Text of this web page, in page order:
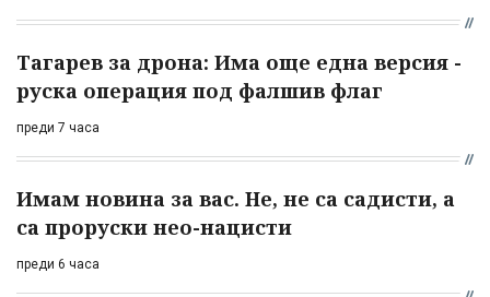
Тагарев за дрона: Има още една версия -
руска операция под фалшив флаг
преди 7 часа
Имам новина за вас. Не, не са садисти, а
са проруски нео-нацисти
преди 6 часа